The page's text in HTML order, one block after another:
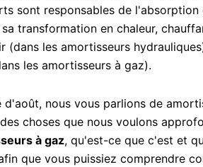
sont responsables de
transformation en chaleur,
(dans les amortisseurs
les amortisseurs à gaz).
d'août, nous vous parlions de
choses que nous voulons
à gaz, qu'est-ce que c'est et
que vous puissiez comprendre